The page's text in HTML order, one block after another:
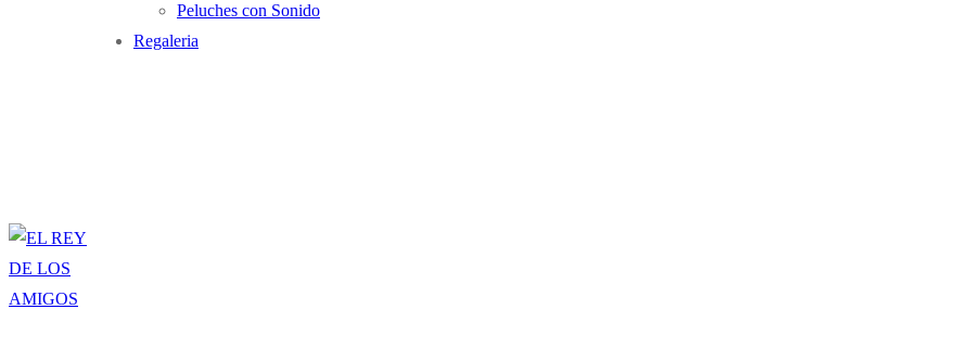
Peluches con Sonido
Regaleria